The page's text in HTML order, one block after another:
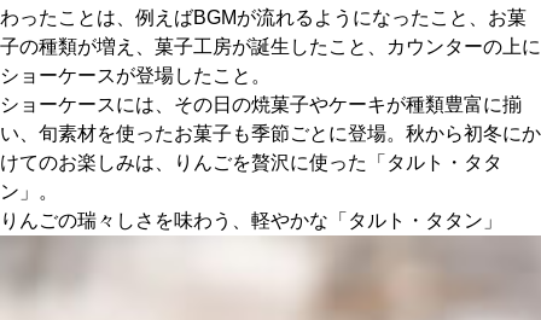
誠光社で選びました。
おすすめの本
紹介します。
おすすめのイベント
わったことは、例えばBGMが流れるようになったこと、お菓
子の種類が増え、菓子工房が誕生したこと、カウンターの上に
ショーケースが登場したこと。
ショーケースには、その日の焼菓子やケーキが種類豊富に揃
い、旬素材を使ったお菓子も季節ごとに登場。秋から初冬にか
けてのお楽しみは、りんごを贅沢に使った「タルト・タタ
ン」。
りんごの瑞々しさを味わう、軽やかな「タルト・タタン」